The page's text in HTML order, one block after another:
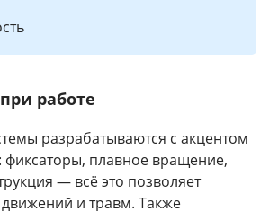
работе
разрабатываются с акцентом
фиксаторы, плавное вращение,
— всё это позволяет
и травм. Также